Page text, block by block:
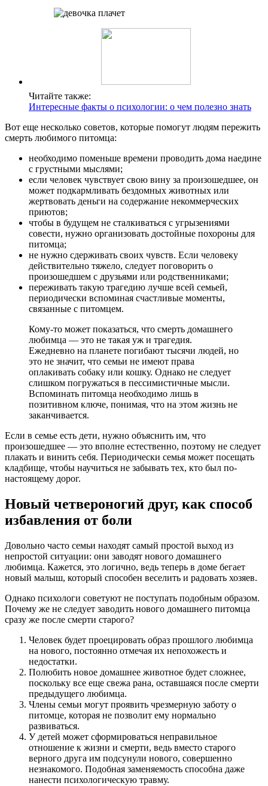
Читайте также:
Интересные факты о психологии: о чем полезно знать
Вот еще несколько советов, которые помогут людям пережить
смерть любимого питомца:
необходимо поменьше времени проводить дома наедине
с грустными мыслями;
если человек чувствует свою вину за произошедшее, он
может подкармливать бездомных животных или
жертвовать деньги на содержание некоммерческих
приютов;
чтобы в будущем не сталкиваться с угрызениями
совести, нужно организовать достойные похороны для
питомца;
не нужно сдерживать своих чувств. Если человеку
действительно тяжело, следует поговорить о
произошедшем с друзьями или родственниками;
переживать такую трагедию лучше всей семьей,
периодически вспоминая счастливые моменты,
связанные с питомцем.
Кому-то может показаться, что смерть домашнего
любимца — это не такая уж и трагедия.
Ежедневно на планете погибают тысячи людей, но
это не значит, что семьи не имеют права
оплакивать собаку или кошку. Однако не следует
слишком погружаться в пессимистичные мысли.
Вспоминать питомца необходимо лишь в
позитивном ключе, понимая, что на этом жизнь не
заканчивается.
Если в семье есть дети, нужно объяснить им, что
произошедшее — это вполне естественно, поэтому не следует
плакать и винить себя. Периодически семья может посещать
кладбище, чтобы научиться не забывать тех, кто был по-
настоящему дорог.
Новый четвероногий друг, как способ
избавления от боли
Довольно часто семьи находят самый простой выход из
непростой ситуации: они заводят нового домашнего
любимца. Кажется, это логично, ведь теперь в доме бегает
новый малыш, который способен веселить и радовать хозяев.
Однако психологи советуют не поступать подобным образом.
Почему же не следует заводить нового домашнего питомца
сразу же после смерти старого?
Человек будет проецировать образ прошлого любимца
на нового, постоянно отмечая их непохожесть и
недостатки.
Полюбить новое домашнее животное будет сложнее,
поскольку все еще свежа рана, оставшаяся после смерти
предыдущего любимца.
Члены семьи могут проявить чрезмерную заботу о
питомце, которая не позволит ему нормально
развиваться.
У детей может сформироваться неправильное
отношение к жизни и смерти, ведь вместо старого
верного друга им подсунули нового, совершенно
незнакомого. Подобная заменяемость способна даже
нанести психологическую травму.